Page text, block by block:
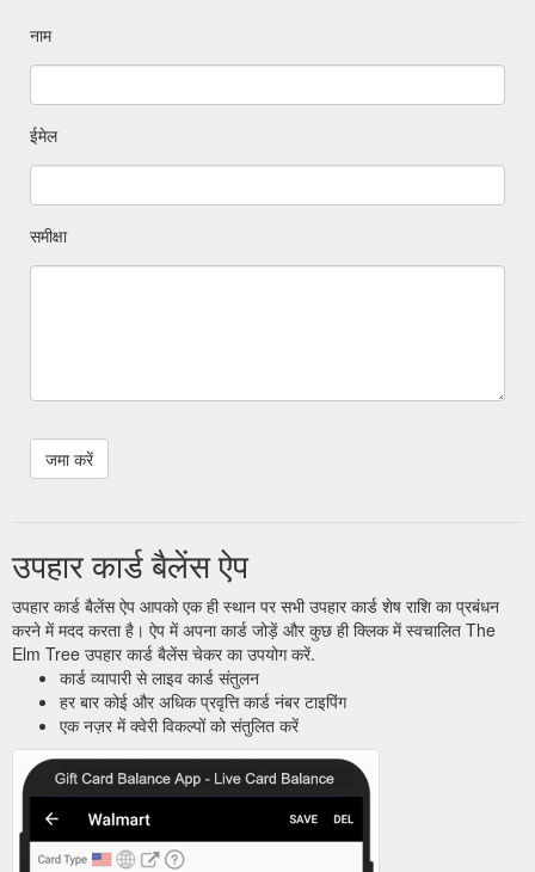
नाम
ईमेल
समीक्षा
उपहार कार्ड बैलेंस ऐप
उपहार कार्ड बैलेंस ऐप आपको एक ही स्थान पर सभी उपहार कार्ड शेष राशि का प्रबंधन
करने में मदद करता है। ऐप में अपना कार्ड जोड़ें और कुछ ही क्लिक में स्वचालित The
Elm Tree उपहार कार्ड बैलेंस चेकर का उपयोग करें.
कार्ड व्यापारी से लाइव कार्ड संतुलन
हर बार कोई और अधिक प्रवृत्ति कार्ड नंबर टाइपिंग
एक नज़र में क्वेरी विकल्पों को संतुलित करें